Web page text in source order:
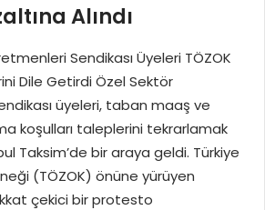
Alındı
Sendikası Üyeleri TÖZOK
Dile Getirdi Özel Sektör
üyeleri, taban maaş ve
koşulları taleplerini tekrarlamak
Taksim’de bir araya geldi. Türkiye
(TÖZOK) önüne yürüyen
çekici bir protesto